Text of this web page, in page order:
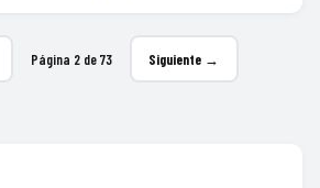
Página 2 de 73 Siguiente →